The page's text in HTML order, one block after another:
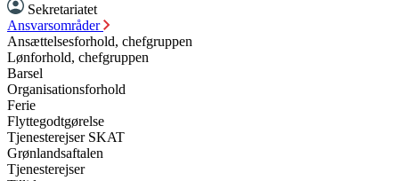
Sekretariatet
Ansvarsområder
Ansættelsesforhold, chefgruppen
Lønforhold, chefgruppen
Barsel
Organisationsforhold
Ferie
Flyttegodtgørelse
Tjenesterejser SKAT
Grønlandsaftalen
Tjenesterejser